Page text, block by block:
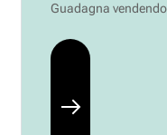
Guadagna